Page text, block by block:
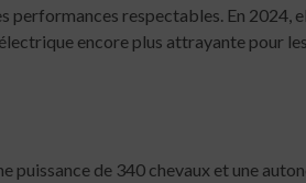
performances respectables. En 2024,
encore plus attrayante pour
puissance de 340 chevaux et une